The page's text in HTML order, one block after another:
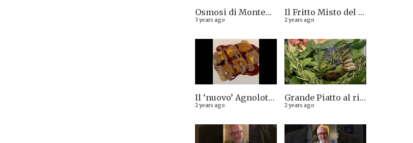
Osmosi di Montepulciano nuova stella Michelin. Avevamo visto lungo il 14.08.2023
3 years ago
Il Fritto Misto del Centro di Priocca
2 years ago
Il ‘nuovo’ Agnolotto di Torino del Mago Rabin
2 years ago
Grande Piatto al rist. Quintilio di Altare SV: Carrè di agnello in crosta di erbe aromatiche liguri
2 years ago